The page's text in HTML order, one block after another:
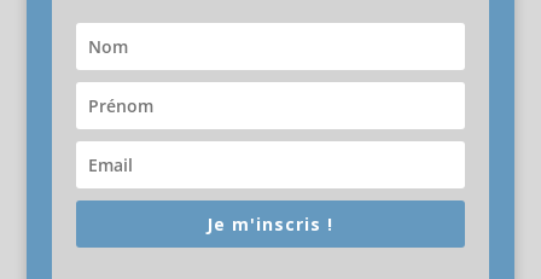
Je m'inscris !